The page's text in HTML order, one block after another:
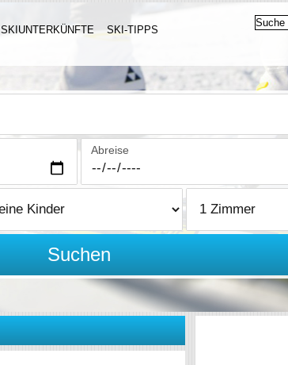
SKIUNTERKÜNFTE SKI-TIPPS
Abreise
Suchen